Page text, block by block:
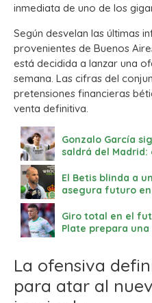
inmediata de uno de los
Según desvelan las últimas
provenientes de Buenos
está decidida a lanzar una
semana. Las cifras del
pretensiones financieras
venta definitiva.
Gonzalo García
saldrá del
El Betis blinda a
asegura futuro
Giro total en el
Plate prepara
La ofensiva
para atar al